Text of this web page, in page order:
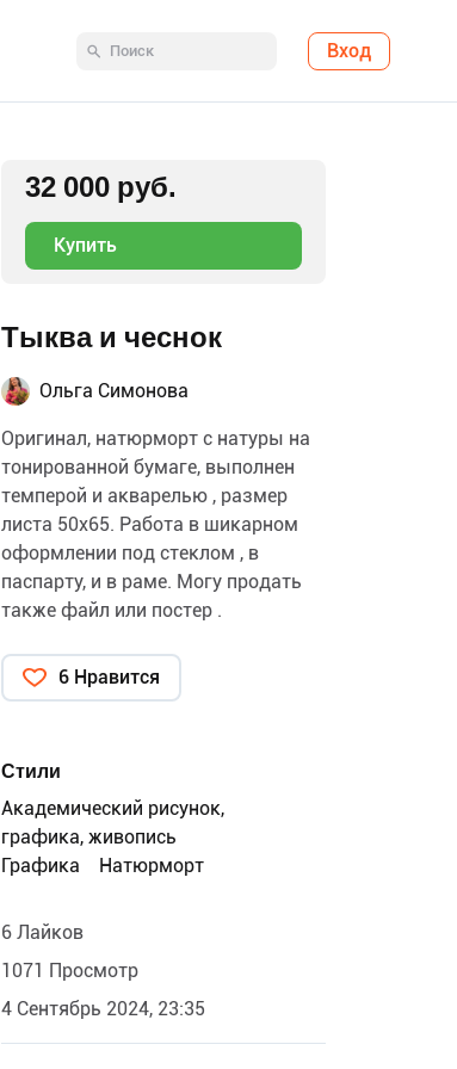
Вход
32 000 руб.
Купить
Тыква и чеснок
Ольга Симонова
Оригинал, натюрморт с натуры на
тонированной бумаге, выполнен
темперой и акварелью , размер
листа 50х65. Работа в шикарном
оформлении под стеклом , в
паспарту, и в раме. Могу продать
также файл или постер .
6 Нравится
Стили
Академический рисунок,
графика, живопись
Графика
Натюрморт
6 Лайков
1071 Просмотр
4 Сентябрь 2024, 23:35